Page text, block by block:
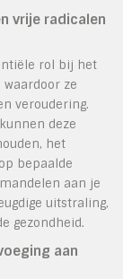
vrije radicalen
rol bij het
ze
veroudering.
deze
het
bepaalde
aan je
uitstraling,
gezondheid.
aan